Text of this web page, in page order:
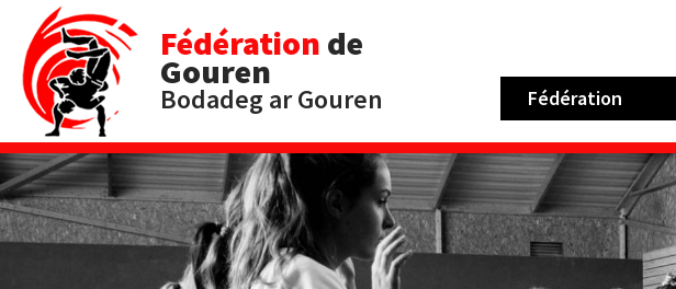
Fédération de
Gouren
Bodadeg ar Gouren Fédération